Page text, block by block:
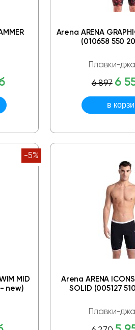
Arena ARENA
(010658 550
Плавки-
6 897 6
-5%
MID
- new)
Arena ARENA
SOLID (005127
Плавки-